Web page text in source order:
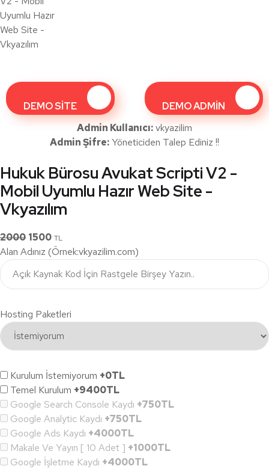
DEMO SİTE
DEMO ADMİN
Admin Kullanıcı:vkyazilim
Admin Şifre:Yöneticiden Talep Ediniz !!
Hukuk Bürosu Avukat Scripti V2 -
Mobil Uyumlu Hazır Web Site -
Vkyazılım
2000 1500 TL
Alan Adınız (Örnek:vkyazilim.com)
Hosting Paketleri
Kurulum İstemiyorum +0TL
Temel Kurulum +9400TL
Google Search Console Kaydı +750TL
Google Analytic Kaydı +750TL
Google Ads Kaydı +4000TL
Makale Ve Yayın [ 10 Adet ] +1000TL
Google İşletme Kaydı +4000TL